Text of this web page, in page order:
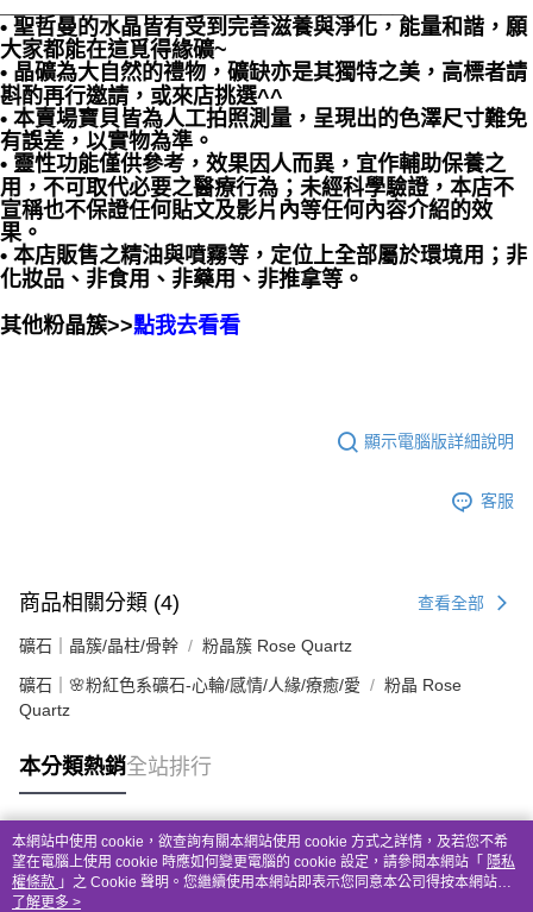
• 聖哲曼的水晶皆有受到完善滋養與淨化，能量和諧，願
大家都能在這覓得緣礦~
• 晶礦為大自然的禮物，礦缺亦是其獨特之美，高標者請
斟酌再行邀請，或來店挑選^^
• 本賣場寶貝皆為人工拍照測量，呈現出的色澤尺寸難免
有誤差，以實物為準。
• 靈性功能僅供參考，效果因人而異，宜作輔助保養之
用，不可取代必要之醫療行為；未經科學驗證，本店不
宣稱也不保證任何貼文及影片內等任何內容介紹的效
果。
• 本店販售之精油與噴霧等，定位上全部屬於環境用；非
化妝品、非食用、非藥用、非推拿等。
其他粉晶簇>>點我去看看
顯示電腦版詳細說明
客服
商品相關分類 (4) 查看全部
礦石｜晶簇/晶柱/骨幹 粉晶簇 Rose Quartz
礦石｜🌸粉紅色系礦石-心輪/感情/人緣/療癒/愛
粉晶 Rose
Quartz
本分類熱銷全站排行
熱門標籤
本網站中使用 cookie，欲查詢有關本網站使用 cookie 方式之詳情，及若您不希
望在電腦上使用 cookie 時應如何變更電腦的 cookie 設定，請參閱本網站「 隱私
權條款 」之 Cookie 聲明。您繼續使用本網站即表示您同意本公司得按本網站使
用條款之 Cookie 聲明使用 cookie。
了解更多 >